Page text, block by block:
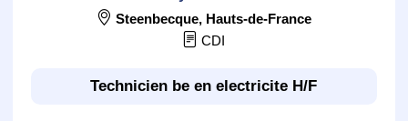
Steenbecque, Hauts-de-France
CDI
Technicien be en electricite H/F